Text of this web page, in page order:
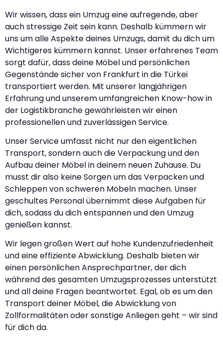
Wir wissen, dass ein Umzug eine aufregende, aber
auch stressige Zeit sein kann. Deshalb kümmern wir
uns um alle Aspekte deines Umzugs, damit du dich um
Wichtigeres kümmern kannst. Unser erfahrenes Team
sorgt dafür, dass deine Möbel und persönlichen
Gegenstände sicher von Frankfurt in die Türkei
transportiert werden. Mit unserer langjährigen
Erfahrung und unserem umfangreichen Know-how in
der Logistikbranche gewährleisten wir einen
professionellen und zuverlässigen Service.
Unser Service umfasst nicht nur den eigentlichen
Transport, sondern auch die Verpackung und den
Aufbau deiner Möbel in deinem neuen Zuhause. Du
musst dir also keine Sorgen um das Verpacken und
Schleppen von schweren Möbeln machen. Unser
geschultes Personal übernimmt diese Aufgaben für
dich, sodass du dich entspannen und den Umzug
genießen kannst.
Wir legen großen Wert auf hohe Kundenzufriedenheit
und eine effiziente Abwicklung. Deshalb bieten wir
einen persönlichen Ansprechpartner, der dich
während des gesamten Umzugsprozesses unterstützt
und all deine Fragen beantwortet. Egal, ob es um den
Transport deiner Möbel, die Abwicklung von
Zollformalitäten oder sonstige Anliegen geht – wir sind
für dich da.